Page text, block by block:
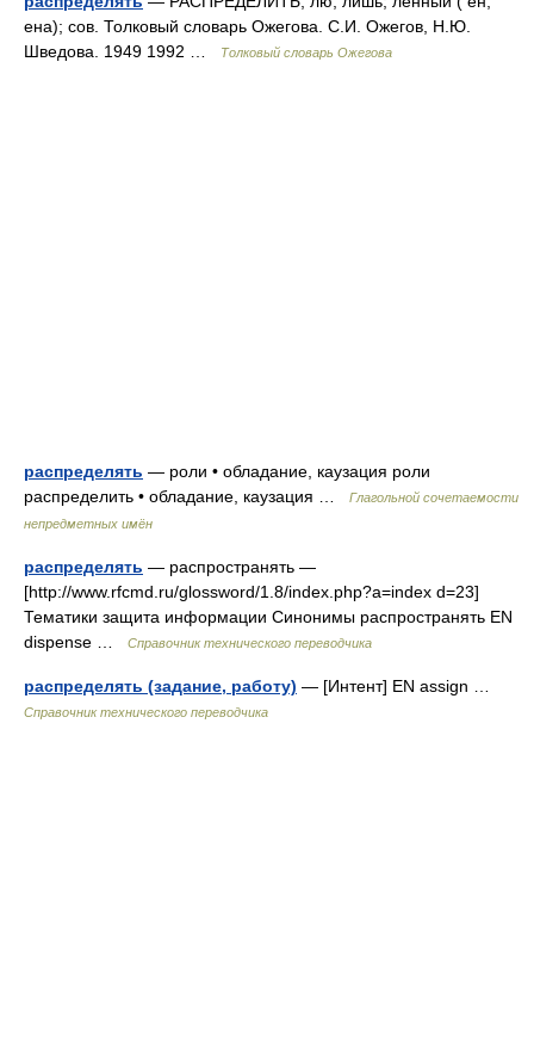
ена); сов. Толковый словарь Ожегова. С.И. Ожегов, Н.Ю.
Шведова. 1949 1992 …
Толковый словарь Ожегова
распределять — роли • обладание, каузация роли
распределить • обладание, каузация …
Глагольной сочетаемости
непредметных имён
распределять — распространять —
[http://www.rfcmd.ru/glossword/1.8/index.php?a=index d=23]
Тематики защита информации Синонимы распространять EN
dispense …
Справочник технического переводчика
распределять (задание, работу) — [Интент] EN assign …
Справочник технического переводчика